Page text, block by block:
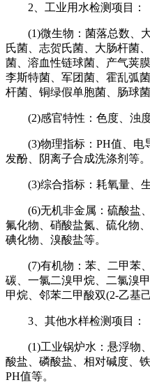
2、工业用水检测项目：
(1)微生物：菌落总数、大
氏菌、志贺氏菌、大肠杆菌
菌、溶血性链球菌、产气荚
李斯特菌、军团菌、霍乱弧
杆菌、铜绿假单胞菌、肠球菌
(2)感官特性：色度、浊度
(3)物理指标：PH值、电
发酚、阴离子合成洗涤剂等。
(3)综合指标：耗氧量、生
(6)无机非金属：硫酸盐、
氟化物、硝酸盐氮、硫化物
碘化物、溴酸盐等。
(7)有机物：苯、二甲苯、
碳、一氯二溴甲烷、二氯溴
甲烷、邻苯二甲酸双(2-乙基
3、其他水样检测项目：
(1)工业锅炉水：悬浮物、
酸盐、磷酸盐、相对碱度、
PH值等。